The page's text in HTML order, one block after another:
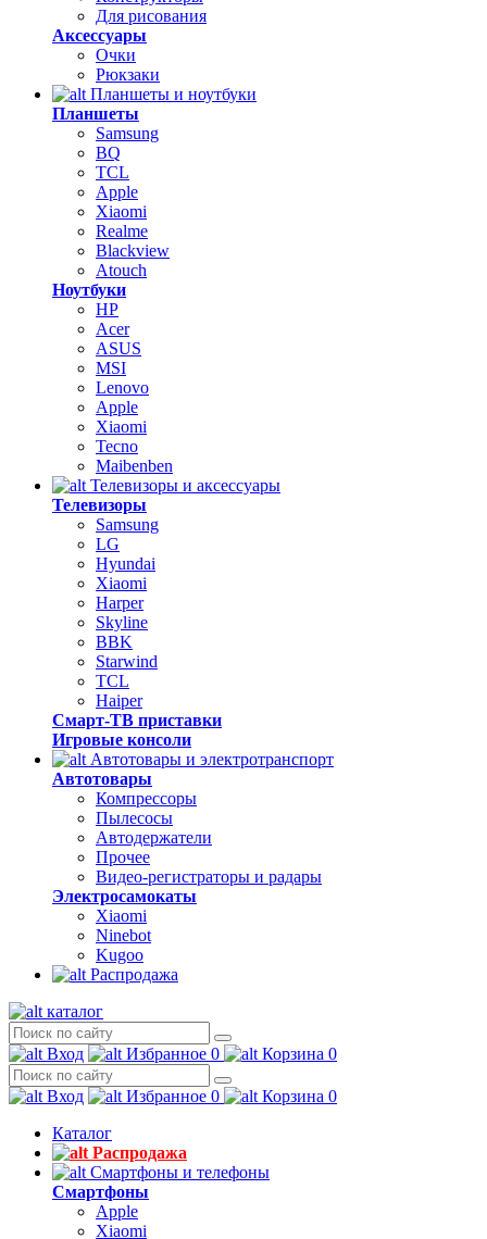
Для рисования
Аксессуары
Очки
Рюкзаки
Планшеты и ноутбуки
Планшеты
Samsung
BQ
TCL
Apple
Xiaomi
Realme
Blackview
Atouch
Ноутбуки
HP
Acer
ASUS
MSI
Lenovo
Apple
Xiaomi
Tecno
Maibenben
Телевизоры и аксессуары
Телевизоры
Samsung
LG
Hyundai
Xiaomi
Harper
Skyline
BBK
Starwind
TCL
Haiper
Смарт-ТВ приставки
Игровые консоли
Автотовары и электротранспорт
Автотовары
Компрессоры
Пылесосы
Автодержатели
Прочее
Видео-регистраторы и радары
Электросамокаты
Xiaomi
Ninebot
Kugoo
Распродажа
каталог
Вход Избранное 0 Корзина 0
Вход Избранное 0 Корзина 0
Каталог
Распродажа
Смартфоны и телефоны
Смартфоны
Apple
Xiaomi